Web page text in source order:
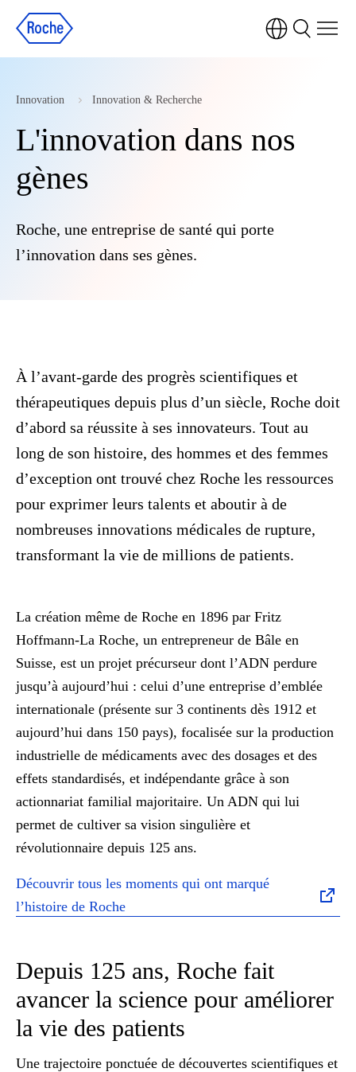
Innovation Innovation & Recherche
L'innovation dans nos
gènes
Roche, une entreprise de santé qui porte
l’innovation dans ses gènes.
À l’avant-garde des progrès scientifiques et
thérapeutiques depuis plus d’un siècle, Roche doit
d’abord sa réussite à ses innovateurs. Tout au
long de son histoire, des hommes et des femmes
d’exception ont trouvé chez Roche les ressources
pour exprimer leurs talents et aboutir à de
nombreuses innovations médicales de rupture,
transformant la vie de millions de patients.
La création même de Roche en 1896 par Fritz
Hoffmann-La Roche, un entrepreneur de Bâle en
Suisse, est un projet précurseur dont l’ADN perdure
jusqu’à aujourd’hui : celui d’une entreprise d’emblée
internationale (présente sur 3 continents dès 1912 et
aujourd’hui dans 150 pays), focalisée sur la production
industrielle de médicaments avec des dosages et des
effets standardisés, et indépendante grâce à son
actionnariat familial majoritaire. Un ADN qui lui
permet de cultiver sa vision singulière et
révolutionnaire depuis 125 ans.
Découvrir tous les moments qui ont marqué
l’histoire de Roche
Depuis 125 ans, Roche fait
avancer la science pour améliorer
la vie des patients
Une trajectoire ponctuée de découvertes scientifiques et